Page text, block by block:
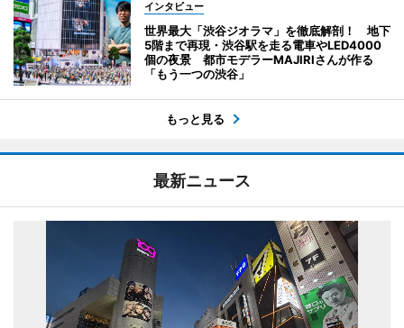
インタビュー
世界最大「渋谷ジオラマ」を徹底解剖！ 地下
5階まで再現・渋谷駅を走る電車やLED4000
個の夜景 都市モデラーMAJIRIさんが作る
「もう一つの渋谷」
もっと見る
最新ニュース